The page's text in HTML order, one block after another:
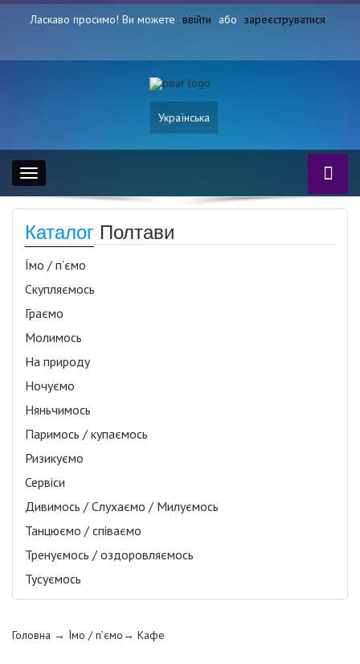
Ласкаво просимо! Ви можете ввійти або зареєструватися
Українська
Toggle
navigation
Каталог Полтави
Їмо / п’ємо
Скупляємось
Граємо
Молимось
На природу
Ночуємо
Няньчимось
Паримось / купаємось
Ризикуємо
Сервіси
Дивимось / Слухаємо / Милуємось
Танцюємо / співаємо
Тренуємось / оздоровляємось
Тусуємось
Головна → Їмо / п’ємо→ Кафе